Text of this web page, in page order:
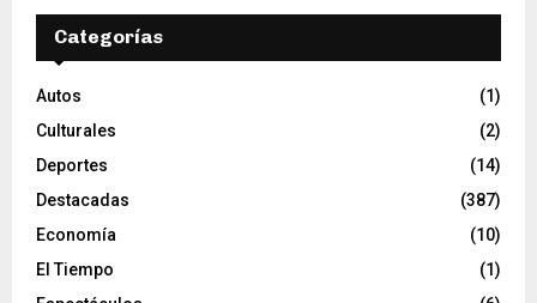
Categorías
Autos
(1)
Culturales
(2)
Deportes
(14)
Destacadas
(387)
Economía
(10)
El Tiempo
(1)